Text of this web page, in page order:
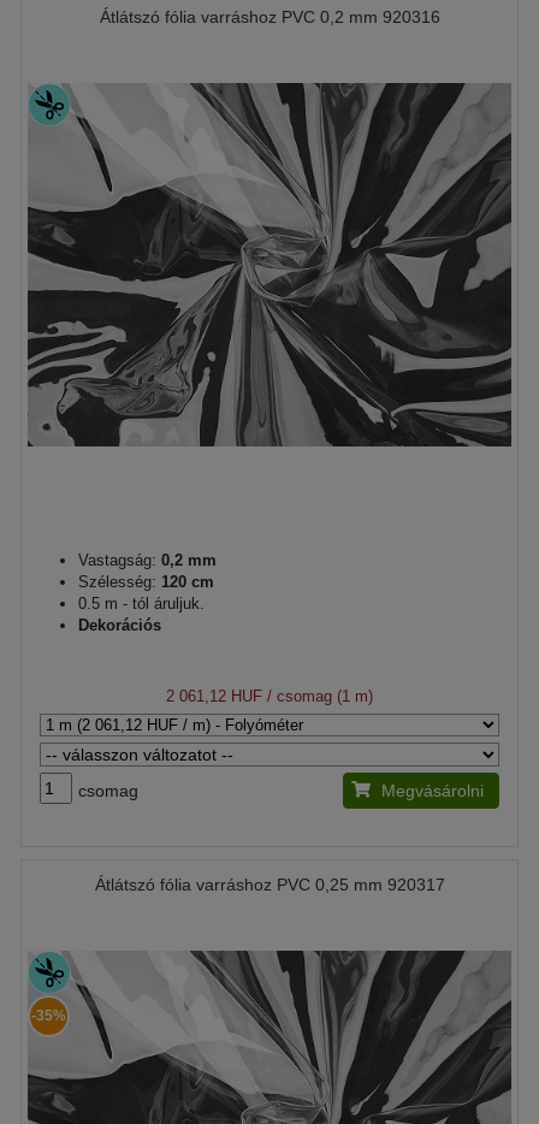
Átlátszó fólia varráshoz PVC 0,2 mm 920316
Vastagság: 0,2 mm
Szélesség: 120 cm
0.5 m - tól áruljuk.
Dekorációs
2 061,12 HUF / csomag (1 m)
csomag Megvásárolni
Átlátszó fólia varráshoz PVC 0,25 mm 920317
-35%